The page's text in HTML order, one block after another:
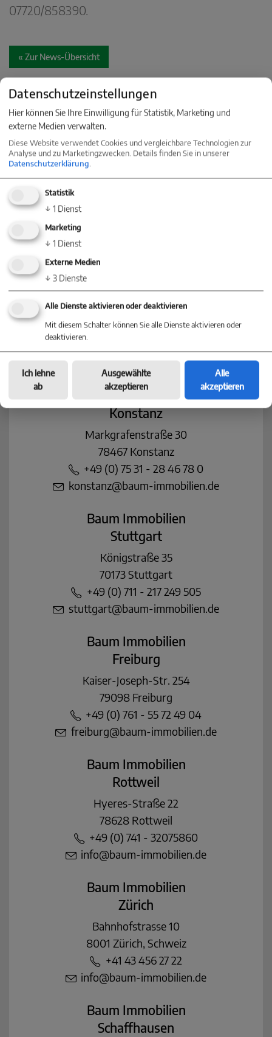
07720/85 83 90.
« Zur News-Übersicht
KONTAKT
Nehmen Sie jetzt Kontakt mit einer
Niederlassung in Ihrer Nähe auf
Baum Immobilien
Villingen-Schwenningen
Villinger Straße 91
78054 Villingen-Schwenningen
+49 (0) 77 20 - 85 83 90
info@baum-immobilien.de
Baum Immobilien
Konstanz
Markgrafenstraße 30
78467 Konstanz
+49 (0) 75 31 - 28 46 78 0
konstanz@baum-immobilien.de
Baum Immobilien
Stuttgart
Königstraße 35
70173 Stuttgart
+49 (0) 711 - 217 249 505
stuttgart@baum-immobilien.de
Baum Immobilien
Freiburg
Kaiser-Joseph-Str. 254
79098 Freiburg
+49 (0) 761 - 55 72 49 04
freiburg@baum-immobilien.de
Baum Immobilien
Rottweil
Hyeres-Straße 22
78628 Rottweil
+49 (0) 741 - 32075860
info@baum-immobilien.de
Baum Immobilien
Zürich
Bahnhofstrasse 10
8001 Zürich, Schweiz
+41 43 456 27 22
info@baum-immobilien.de
Baum Immobilien
Schaffhausen
Datenschutzeinstellungen
Hier können Sie Ihre Einwilligung für Statistik, Marketing und
externe Medien verwalten.
Diese Website verwendet Cookies und vergleichbare Technologien zur
Analyse und zu Marketingzwecken. Details finden Sie in unserer
Datenschutzerklärung.
Statistik
↓ 1 Dienst
Marketing
↓ 1 Dienst
Externe Medien
↓ 3 Dienste
Alle Dienste aktivieren oder deaktivieren
Mit diesem Schalter können Sie alle Dienste aktivieren oder
deaktivieren.
Ich lehne
ab
Ausgewählte
akzeptieren
Alle
akzeptieren